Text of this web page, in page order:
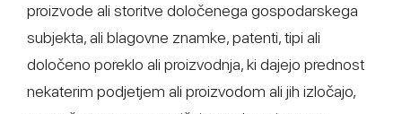
proizvode ali storitve določenega gospodarskega
subjekta, ali blagovne znamke, patenti, tipi ali
določeno poreklo ali proizvodnja, ki dajejo prednost
nekaterim podjetjem ali proizvodom ali jih izločajo,